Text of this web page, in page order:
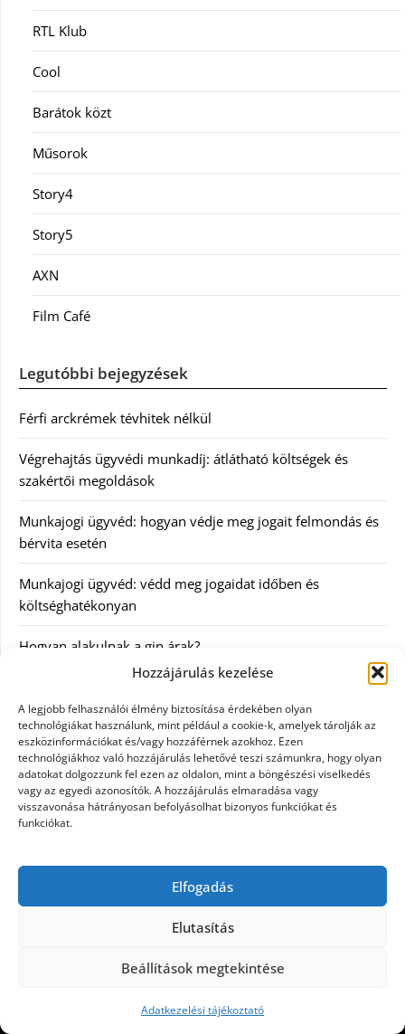
Hozzájárulás kezelése
A legjobb felhasználói élmény biztosítása érdekében olyan
technológiákat használunk, mint például a cookie-k, amelyek tárolják az
eszközinformációkat és/vagy hozzáférnek azokhoz. Ezen
technológiákhoz való hozzájárulás lehetővé teszi számunkra, hogy olyan
adatokat dolgozzunk fel ezen az oldalon, mint a böngészési viselkedés
vagy az egyedi azonosítók. A hozzájárulás elmaradása vagy
visszavonása hátrányosan befolyásolhat bizonyos funkciókat és
funkciókat.
Elfogadás
Elutasítás
Beállítások megtekintése
Adatkezelési tájékoztató
RTL Klub
Cool
Barátok közt
Műsorok
Story4
Story5
AXN
Film Café
Legutóbbi bejegyzések
Férfi arckrémek tévhitek nélkül
Végrehajtás ügyvédi munkadíj: átlátható költségek és
szakértői megoldások
Munkajogi ügyvéd: hogyan védje meg jogait felmondás és
bérvita esetén
Munkajogi ügyvéd: védd meg jogaidat időben és
költséghatékonyan
Hogyan alakulnak a gin árak?
Kategóriák
Egészség
Hírek
Internet
Szolgáltatás
Webáruház
Theme